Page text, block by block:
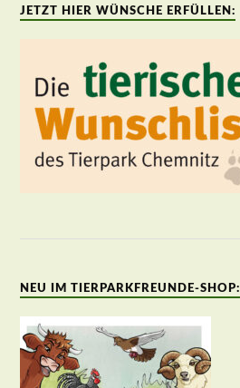
JETZT HIER WÜNSCHE ERFÜLLEN:
NEU IM TIERPARKFREUNDE-SHOP: